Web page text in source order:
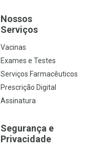
Nossos
Serviços
Vacinas
Exames e Testes
Serviços Farmacêuticos
Prescrição Digital
Assinatura
Segurança e
Privacidade